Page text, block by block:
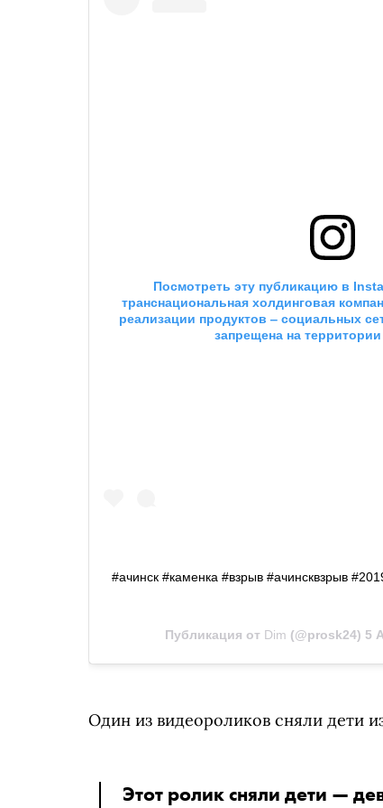
Посмотреть эту публикацию в
транснациональная холдинговая
реализации продуктов ‒ социальных
запрещена на
#ачинск #каменка #взрыв #ачинсквзрыв
Публикация от Dim (@prosk24) 5
Один из видеороликов сняли дети
Этот ролик сняли дети —